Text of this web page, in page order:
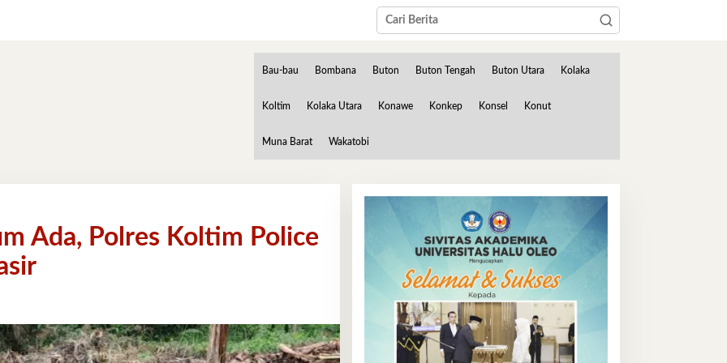
Bau-bau Bombana Buton Buton Tengah Buton Utara Kolaka
Koltim Kolaka Utara Konawe Konkep Konsel Konut
Muna Barat Wakatobi
Ada, Polres Koltim Police